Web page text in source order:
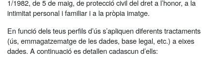
1/1982, de 5 de maig, de protecció civil del dret a l’honor, a la
intimitat personal i familiar i a la pròpia imatge.
En funció dels teus perfils d’ús s’apliquen diferents tractaments
(ús, emmagatzematge de les dades, base legal, etc.) a eixes
dades. A continuació es detallen cadascun d’ells: